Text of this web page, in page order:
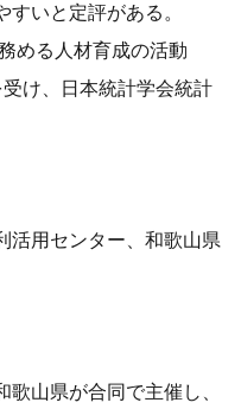
いと定評がある。
める人材育成の活動
け、日本統計学会統計
活用センター、和歌山県
山県が合同で主催し、